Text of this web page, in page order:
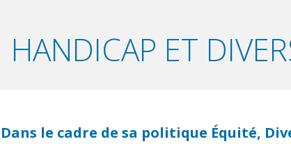
HANDICAP ET
Dans le cadre de sa politique Équité,